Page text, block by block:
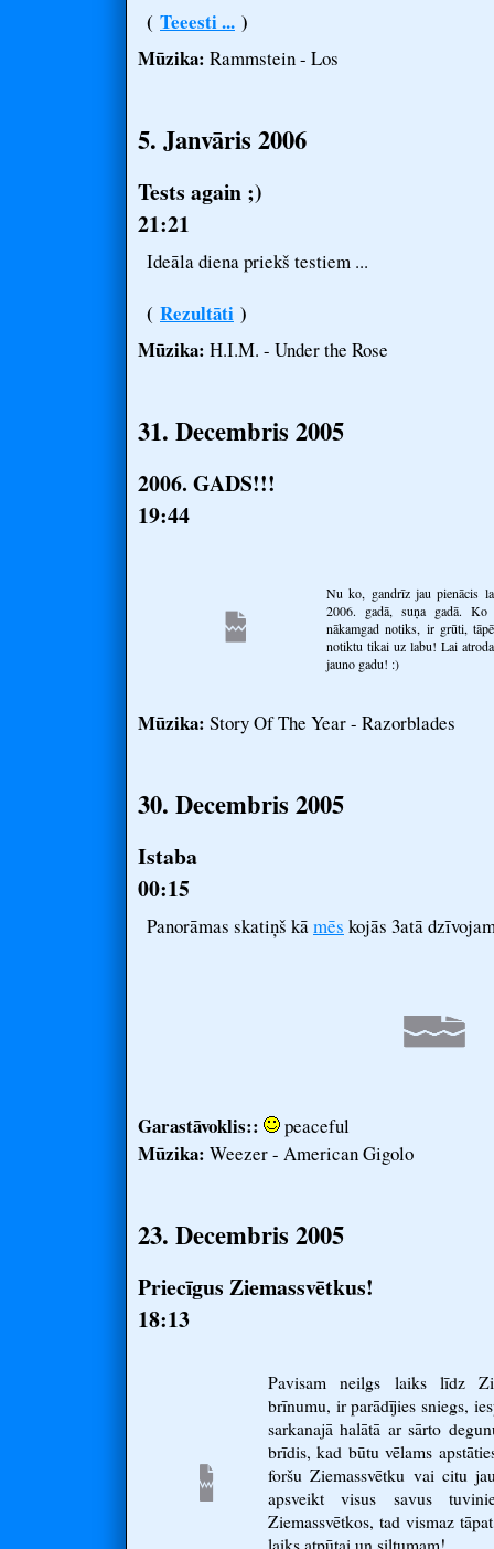
( Teeesti ... )
Mūzika: Rammstein - Los
5. Janvāris 2006
Tests again ;)
21:21
Ideāla diena priekš testiem ...
( Rezultāti )
Mūzika: H.I.M. - Under the Rose
31. Decembris 2005
2006. GADS!!!
19:44
Nu ko, gandrīz jau pienācis
2006. gadā, suņa gadā.
nākamgad notiks, ir grūti,
notiktu tikai uz labu! Lai
jauno gadu! :)
Mūzika: Story Of The Year - Razorblades
30. Decembris 2005
Istaba
00:15
Panorāmas skatiņš kāmēs kojās 3atā
Garastāvoklis:: peaceful
Mūzika: Weezer - American Gigolo
23. Decembris 2005
Priecīgus Ziemassvētkus!
18:13
Pavisam neilgs laiks līdz
brīnumu, ir parādījies sniegs,
sarkanajā halātā ar sārto
brīdis, kad būtu vēlams
foršu Ziemassvētku vai citu
apsveikt visus savus
Ziemassvētkos, tad vismaz
laiks atpūtai un siltumam!